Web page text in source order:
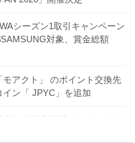
シーズン1取引キャンペーン
対象、賞金総額
モアクト」 のポイント交換先
ン「 JPYC」を追加
社
信託型円建てステーブル